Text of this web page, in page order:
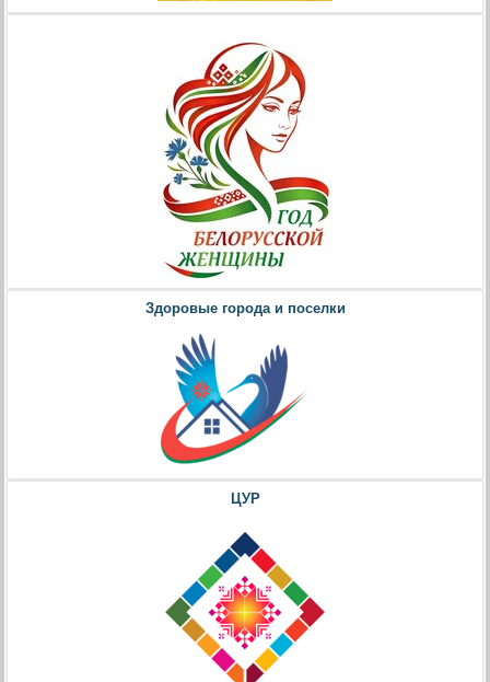
Здоровые города и поселки
ЦУР